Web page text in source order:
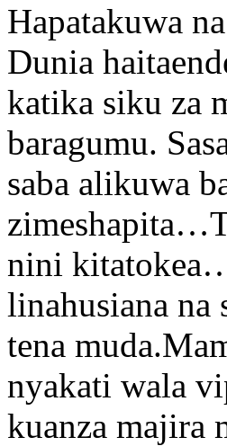
Hapatakuwa
Dunia
katika siku za
baragumu.
saba alikuwa
nini
linahusiana
tena
nyakati wala
kuanza majira